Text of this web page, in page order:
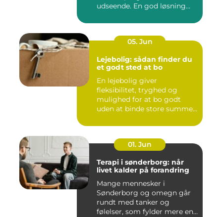
udseende. En god løsning
05. Jun
Lejebolig: sådan finder du
et godt sted at bo
En lejebolig giver
fleksibilitet, tryghed og
mulighed for at bo godt
uden at binde store summer
01. Jun
Terapi i sønderborg: når
livet kalder på forandring
Mange mennesker i
Sønderborg og omegn går
rundt med tanker og
følelser, som fylder mere end